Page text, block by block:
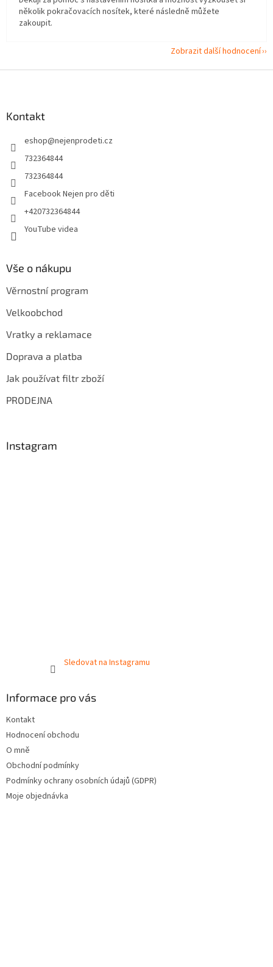
několik pokračovacích nosítek, které následně můžete
zakoupit.
Zobrazit další hodnocení
Kontakt
eshop@nejenprodeti.cz
732364844
732364844
Facebook Nejen pro děti
+420732364844
YouTube videa
Vše o nákupu
Věrnostní program
Velkoobchod
Vratky a reklamace
Doprava a platba
Jak používat filtr zboží
PRODEJNA
Instagram
Sledovat na Instagramu
Informace pro vás
Kontakt
Hodnocení obchodu
O mně
Obchodní podmínky
Podmínky ochrany osobních údajů (GDPR)
Moje objednávka